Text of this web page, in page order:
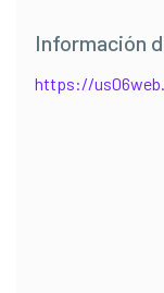
Información
https://